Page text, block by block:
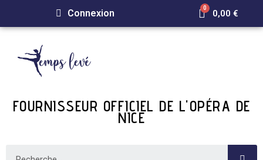
Connexion 0,00 €
FOURNISSEUR OFFICIEL DE L'OPÉRA DE
NICE